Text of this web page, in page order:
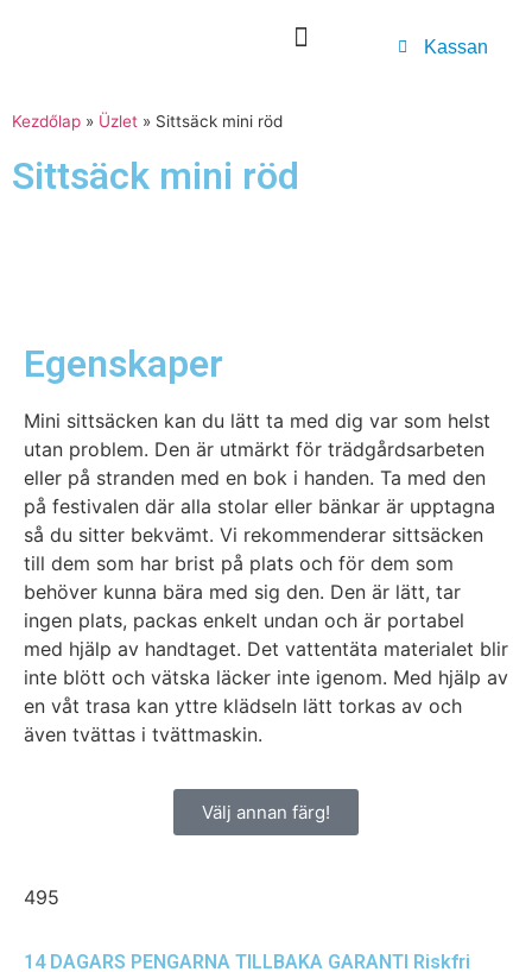
Kassan
Kezdőlap » Üzlet » Sittsäck mini röd
Sittsäck mini röd
Egenskaper
Mini sittsäcken kan du lätt ta med dig var som helst
utan problem. Den är utmärkt för trädgårdsarbeten
eller på stranden med en bok i handen. Ta med den
på festivalen där alla stolar eller bänkar är upptagna
så du sitter bekvämt. Vi rekommenderar sittsäcken
till dem som har brist på plats och för dem som
behöver kunna bära med sig den. Den är lätt, tar
ingen plats, packas enkelt undan och är portabel
med hjälp av handtaget. Det vattentäta materialet blir
inte blött och vätska läcker inte igenom. Med hjälp av
en våt trasa kan yttre klädseln lätt torkas av och
även tvättas i tvättmaskin.
Välj annan färg!
495
14 DAGARS PENGARNA TILLBAKA GARANTI Riskfri